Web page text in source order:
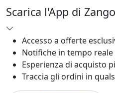
Scarica l'App di
Accesso a offerte
Notifiche in tempo
Esperienza di acquisto
Traccia gli ordini in